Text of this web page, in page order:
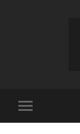
Menü